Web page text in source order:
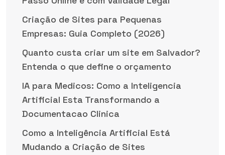
Criação de Sites para Pequenas
Empresas: Guia Completo (2026)
Quanto custa criar um site em Salvador?
Entenda o que define o orçamento
IA para Medicos: Como a Inteligencia
Artificial Esta Transformando a
Documentacao Clinica
Como a Inteligência Artificial Está
Mudando a Criação de Sites